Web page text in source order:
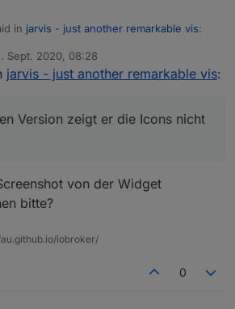
in jarvis - just another remarkable vis:
sagte injarvis - just another
die Lampeneinstellungen (Alias)
mitv1.0.0-rc.10nun angezeigt
Sept. 2020, 08:28
von
jarvis - just another remarkable vis:
Version zeigt er die Icons nicht
von der Widget
bitte?
iobroker/
0